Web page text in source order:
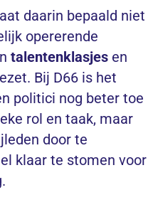
daarin bepaald niet
opererende
talentenklasjes en
Bij D66 is het
politici nog beter toe
rol en taak, maar
door te
klaar te stomen voor